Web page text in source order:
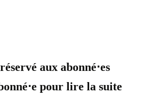
aux abonné⋅es
pour lire la suite